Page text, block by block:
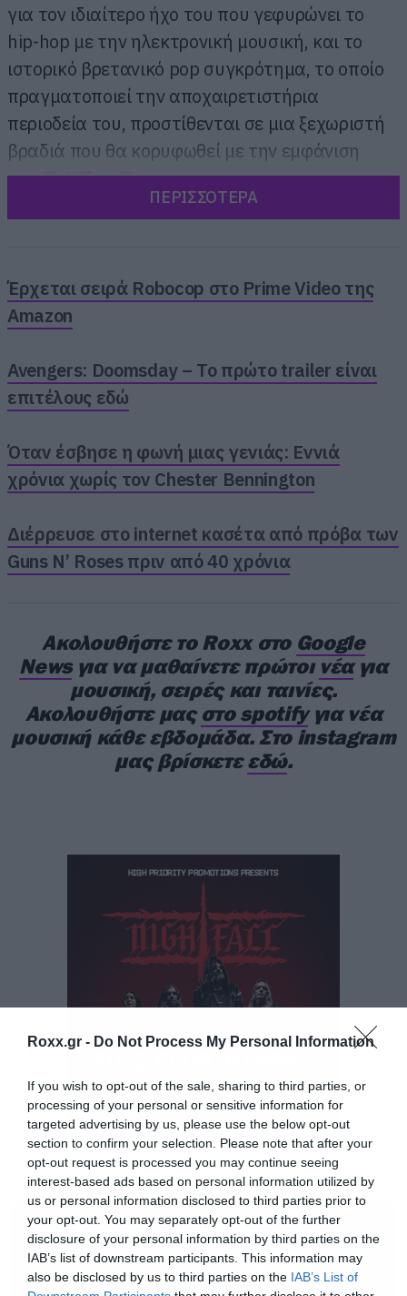
Roxx.gr - Do Not Process My Personal Information
If you wish to opt-out of the sale, sharing to third parties, or
processing of your personal or sensitive information for
targeted advertising by us, please use the below opt-out
section to confirm your selection. Please note that after your
opt-out request is processed you may continue seeing
interest-based ads based on personal information utilized by
us or personal information disclosed to third parties prior to
your opt-out. You may separately opt-out of the further
disclosure of your personal information by third parties on the
IAB’s list of downstream participants. This information may
also be disclosed by us to third parties on the IAB’s List of
για τον ιδιαίτερο ήχο του που γεφυρώνει το
hip-hop με την ηλεκτρονική μουσική, και το
ιστορικό βρετανικό pop συγκρότημα, το οποίο
πραγματοποιεί την αποχαιρετιστήρια
περιοδεία του, προστίθενται σε μια ξεχωριστή
βραδιά που θα κορυφωθεί με την εμφάνιση
τωνPet Shop Boys.
hip-hop, funk και soul με ηλεκτρονικά στοιχεία.
Μεγάλωσε στο Portorož της Σλοβενίας,
της μεγαλύτερης αδελφής του, ενώ ήδη από τα
13 του δημιουργούσε beats στον υπολογιστή
πρωτοποριακή στρατηγική διανομής της
μουσικής του, κυκλοφορώντας μεγάλο μέρος
υποστηρίζοντας διαχρονικά πιο ανοιχτά
μοντέλα πρόσβασης στη μουσική.
Η δισκογραφία του περιλαμβάνει πλήθος
άλμπουμ, EPs, singles και remixes, ενώ
ανάμεσα στις πιο γνωστές δημιουργίες του
ξεχωρίζουν τα “Just Jammin’”, “Hit That Jive”
και “Muy Tranquilo”. Από την πρόσφατη
παραγωγή του ξεχωρίζουν το Deserts of
Synthopia (2022), το οποίο υπογράφει μαζί με
τον Luxas, και το Aequoreus (2025), όπου
εξερευνά νέες ηχητικές κατευθύνσεις.
Παράλληλα, συνεχίζει τη δημιουργική του
συνεργασία με τον επί χρόνια φίλο και
συνεργάτη του, Stehreo. Τα τελευταία χρόνια
ΠΕΡΙΣΣΟΤΕΡΑ
Έρχεται σειρά Robocop στο Prime Video της
Amazon
Avengers: Doomsday – Το πρώτο trailer είναι
επιτέλους εδώ
Όταν έσβησε η φωνή μιας γενιάς: Εννιά
χρόνια χωρίς τον Chester Bennington
Διέρρευσε στο internet κασέτα από πρόβα των
Guns N’ Roses πριν από 40 χρόνια
Ακολουθήστε το Roxx στο Google
Newsγια να μαθαίνετε πρώτοι νέαγια
μουσική, σειρές και ταινίες.
Ακολουθήστε μαςστο spotifyγια νέα
μουσική κάθε εβδομάδα. Στο instagram
μας βρίσκετεεδώ.